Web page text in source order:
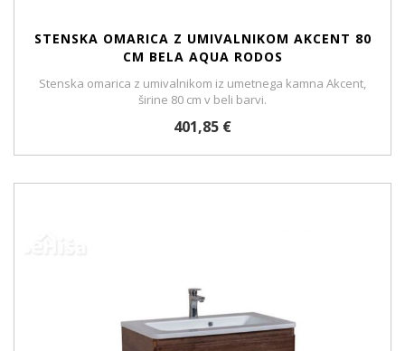
STENSKA OMARICA Z UMIVALNIKOM AKCENT 80
CM BELA AQUA RODOS
Stenska omarica z umivalnikom iz umetnega kamna Akcent,
širine 80 cm v beli barvi.
401,85 €